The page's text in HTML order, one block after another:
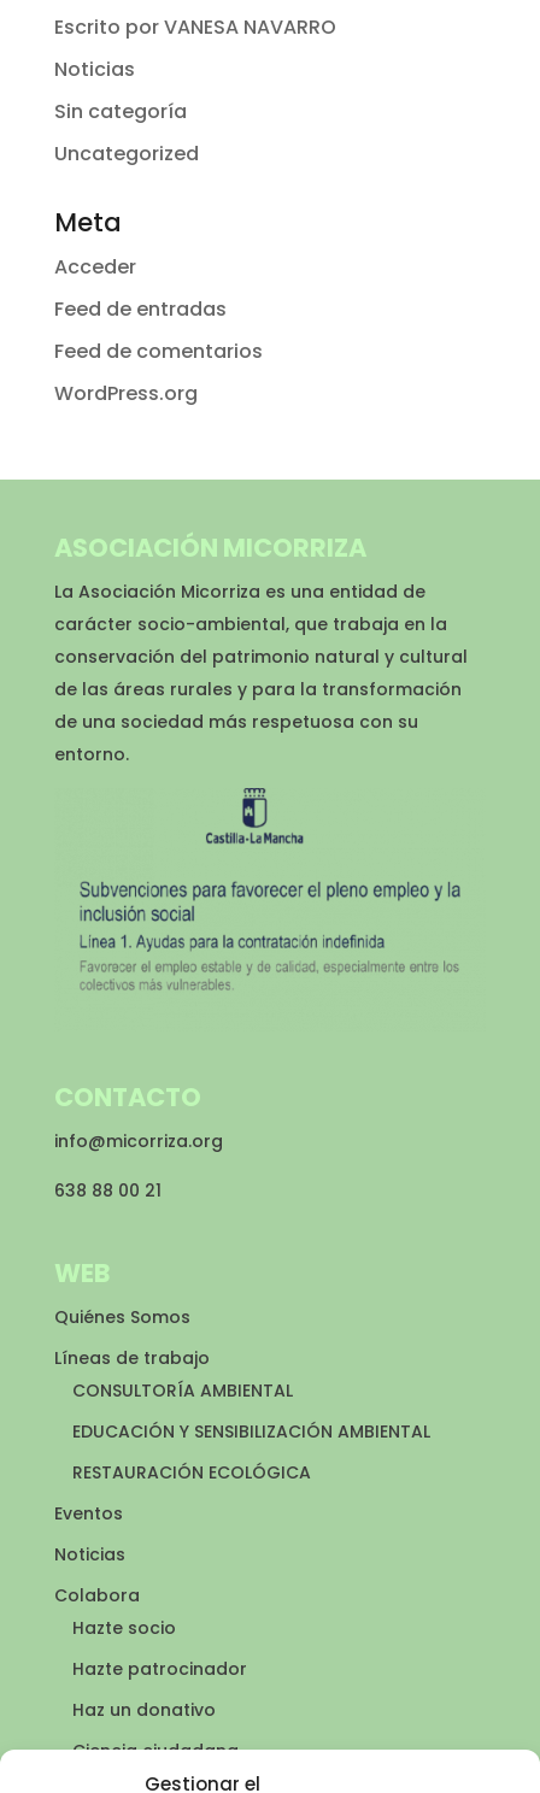
Gestionar el
Escrito por VANESA NAVARRO
Noticias
Sin categoría
Uncategorized
Meta
Acceder
Feed de entradas
Feed de comentarios
WordPress.org
ASOCIACIÓN MICORRIZA
La Asociación Micorriza es una entidad de
carácter socio-ambiental, que trabaja en la
conservación del patrimonio natural y cultural
de las áreas rurales y para la transformación
de una sociedad más respetuosa con su
entorno.
CONTACTO
info@micorriza.org
638 88 00 21
WEB
Quiénes Somos
Líneas de trabajo
CONSULTORÍA AMBIENTAL
EDUCACIÓN Y SENSIBILIZACIÓN AMBIENTAL
RESTAURACIÓN ECOLÓGICA
Eventos
Noticias
Colabora
Hazte socio
Hazte patrocinador
Haz un donativo
Ciencia ciudadana
Puntos de agua